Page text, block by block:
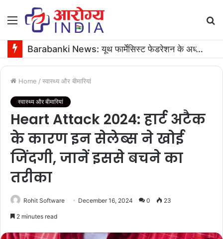
Menu
Barabanki News: यूथ फार्मेसिस्ट फेडरेशन के अध्यक्ष के जन्मदिन पर 16 यूनिट रक्तदान
Home / स्वास्थ्य और बीमारियां
स्वास्थ्य और बीमारियां
Heart Attack 2024: हार्ट अटैक
के कारण इन सेलेब्स ने खोई
जिंदगी, जानें इससे बचने का
तरीका
Rohit Software December 16, 2024 0 23
2 minutes read